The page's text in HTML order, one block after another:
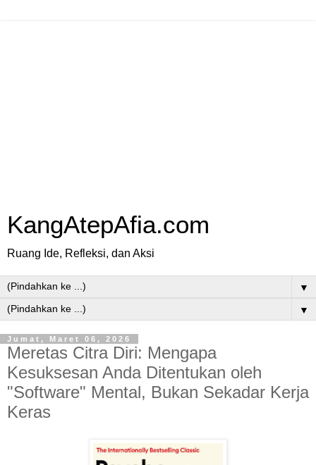
KangAtepAfia.com
Ruang Ide, Refleksi, dan Aksi
▼
▼
Jumat, Maret 06, 2026
Meretas Citra Diri: Mengapa
Kesuksesan Anda Ditentukan oleh
"Software" Mental, Bukan Sekadar Kerja
Keras